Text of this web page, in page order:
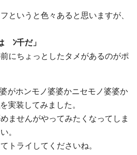
というと色々あると思いますが、
ﾝ千だ」
にちょっとしたタメがあるのがポ
がホンモノ婆婆かニセモノ婆婆か
実装してみました。
ませんがやってみたくなってしま
。
トライしてくださいね。